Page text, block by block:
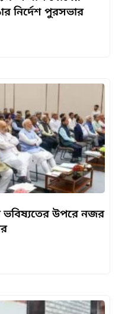
নির্দেশ পুরসভার
ভবিষ্যতের উপরে নজর